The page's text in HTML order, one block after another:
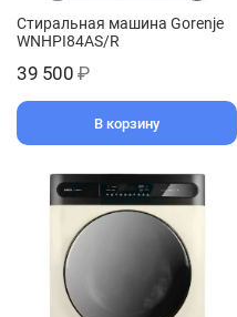
Стиральная машина Gorenje
WNHPI84AS/R
39 500 ₽
В корзину